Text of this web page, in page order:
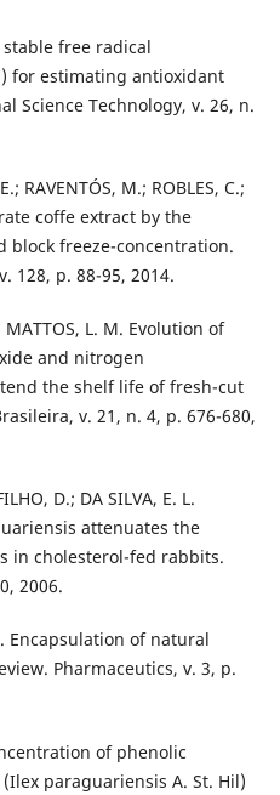
stable free radical
for estimating antioxidant
Science Technology, v. 26, n.
RAVENTÓS, M.; ROBLES, C.;
coffe extract by the
freeze-concentration.
128, p. 88-95, 2014.
MATTOS, L. M. Evolution of
and nitrogen
the shelf life of fresh-cut
v. 21, n. 4, p. 676-680,
D.; DA SILVA, E. L.
attenuates the
in cholesterol-fed rabbits.
2006.
Encapsulation of natural
Pharmaceutics, v. 3, p.
of phenolic
paraguariensis A. St. Hil)